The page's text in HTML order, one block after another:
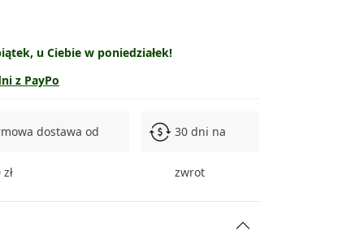
u Ciebie w poniedziałek!
z PayPo
dostawa od 30 dni na
zwrot